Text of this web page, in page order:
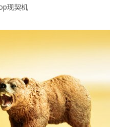
现契机